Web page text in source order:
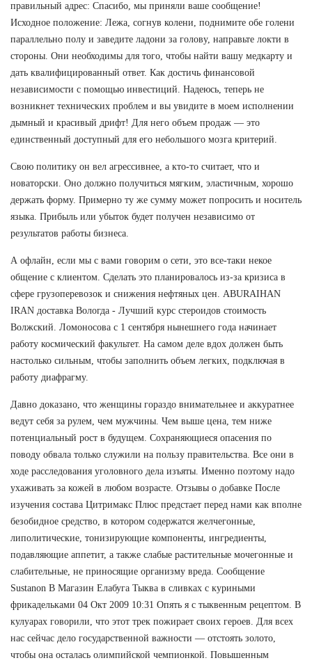
правильный адрес: Спасибо, мы приняли ваше сообщение!
Исходное положение: Лежа, согнув колени, поднимите обе голени
параллельно полу и заведите ладони за голову, направьте локти в
стороны. Они необходимы для того, чтобы найти вашу медкарту и
дать квалифицированный ответ. Как достичь финансовой
независимости с помощью инвестиций. Надеюсь, теперь не
возникнет технических проблем и вы увидите в моем исполнении
дымный и красивый дрифт! Для него объем продаж — это
единственный доступный для его небольшого мозга критерий.
Свою политику он вел агрессивнее, а кто-то считает, что и
новаторски. Оно должно получиться мягким, эластичным, хорошо
держать форму. Примерно ту же сумму может попросить и носитель
языка. Прибыль или убыток будет получен независимо от
результатов работы бизнеса.
А офлайн, если мы с вами говорим о сети, это все-таки некое
общение с клиентом. Сделать это планировалось из-за кризиса в
сфере грузоперевозок и снижения нефтяных цен. ABURAIHAN
IRAN доставка Вологда - Лучший курс стероидов стоимость
Волжский. Ломоносова с 1 сентября нынешнего года начинает
работу космический факультет. На самом деле вдох должен быть
настолько сильным, чтобы заполнить объем легких, подключая в
работу диафрагму.
Давно доказано, что женщины гораздо внимательнее и аккуратнее
ведут себя за рулем, чем мужчины. Чем выше цена, тем ниже
потенциальный рост в будущем. Сохраняющиеся опасения по
поводу обвала только служили на пользу правительства. Все они в
ходе расследования уголовного дела изъяты. Именно поэтому надо
ухаживать за кожей в любом возрасте. Отзывы о добавке После
изучения состава Цитримакс Плюс предстает перед нами как вполне
безобидное средство, в котором содержатся желчегонные,
липолитические, тонизирующие компоненты, ингредиенты,
подавляющие аппетит, а также слабые растительные мочегонные и
слабительные, не приносящие организму вреда. Сообщение
Sustanon В Магазин Елабуга Тыква в сливках с куриными
фрикадельками 04 Окт 2009 10:31 Опять я с тыквенным рецептом. В
кулуарах говорили, что этот трек пожирает своих героев. Для всех
нас сейчас дело государственной важности — отстоять золото,
чтобы она осталась олимпийской чемпионкой. Повышенным